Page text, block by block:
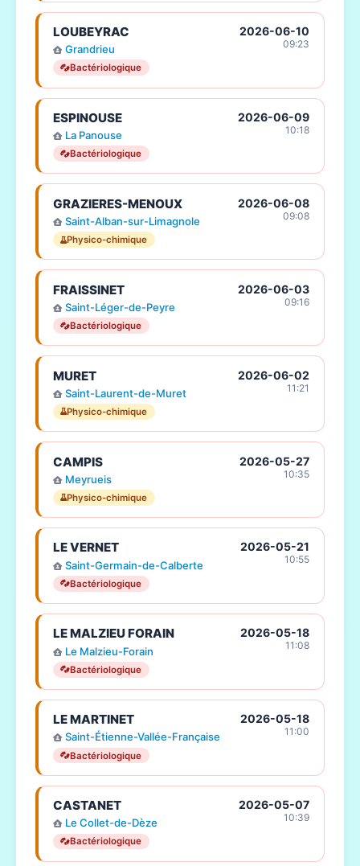
LOUBEYRAC
Grandrieu
Bactériologique
2026-06-10
09:23
ESPINOUSE
La Panouse
Bactériologique
2026-06-09
10:18
GRAZIERES-MENOUX
Saint-Alban-sur-Limagnole
Physico-chimique
2026-06-08
09:08
FRAISSINET
Saint-Léger-de-Peyre
Bactériologique
2026-06-03
09:16
MURET
Saint-Laurent-de-Muret
Physico-chimique
2026-06-02
11:21
CAMPIS
Meyrueis
Physico-chimique
2026-05-27
10:35
LE VERNET
Saint-Germain-de-Calberte
Bactériologique
2026-05-21
10:55
LE MALZIEU FORAIN
Le Malzieu-Forain
Bactériologique
2026-05-18
11:08
LE MARTINET
Saint-Étienne-Vallée-Française
Bactériologique
2026-05-18
11:00
CASTANET
Le Collet-de-Dèze
Bactériologique
2026-05-07
10:39